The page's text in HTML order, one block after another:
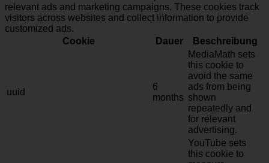
relevant ads and marketing campaigns. These cookies track
visitors across websites and collect information to provide
customized ads.
Cookie
Dauer Beschreibung
uuid
6
months
MediaMath sets
this cookie to
avoid the same
ads from being
shown
repeatedly and
for relevant
advertising.
YouTube sets
this cookie to